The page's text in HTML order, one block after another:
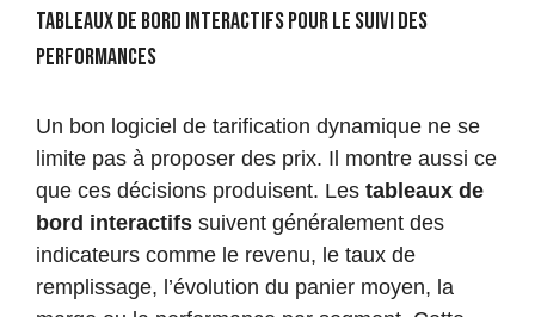
Tableaux de bord interactifs pour le suivi des
performances
Un bon logiciel de tarification dynamique ne se
limite pas à proposer des prix. Il montre aussi ce
que ces décisions produisent. Les tableaux de
bord interactifs suivent généralement des
indicateurs comme le revenu, le taux de
remplissage, l’évolution du panier moyen, la